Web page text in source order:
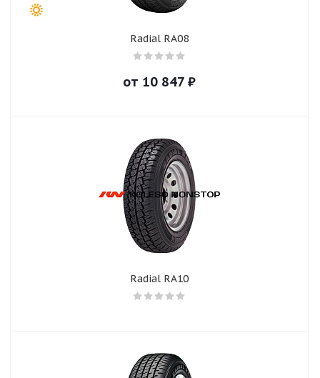
Radial RA08
от 10 847 ₽
Radial RA10